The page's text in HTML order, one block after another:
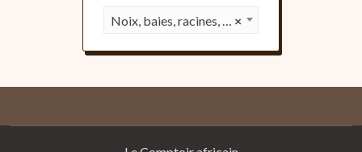
×
Noix, baies, racines, fruits (31)